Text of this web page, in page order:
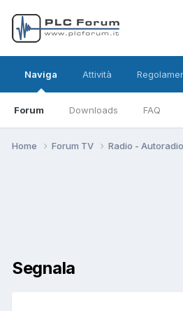
Naviga
Forum Downloads FAQ
Attività
Home Forum TV Radio -
Segnala